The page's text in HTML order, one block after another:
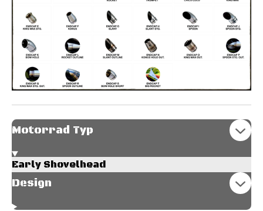
Motorrad Typ
Early Shovelhead
Design